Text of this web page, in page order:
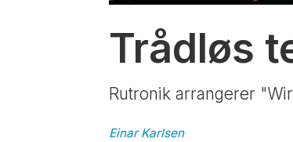
Trådløs
Rutronik arrangerer
Einar Karlsen